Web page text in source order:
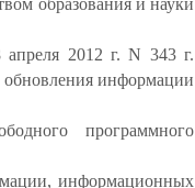
образования и науки
апреля 2012 г. N 343 г.
информации
программного
информационных